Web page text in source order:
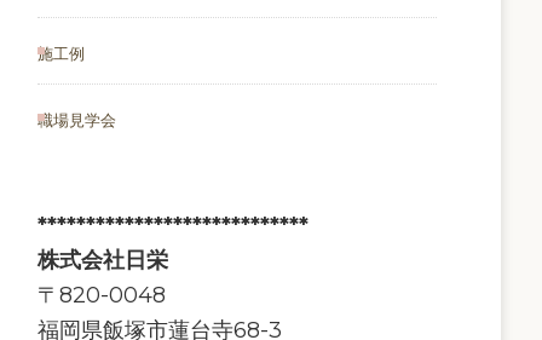
施工例
職場見学会
****************************
株式会社日栄
〒820-0048
福岡県飯塚市蓮台寺68-3